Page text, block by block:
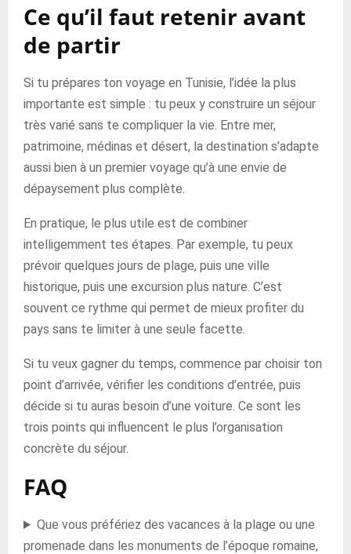
Ce qu’il faut retenir avant
de partir
Si tu prépares ton voyage en Tunisie, l’idée la plus
importante est simple : tu peux y construire un séjour
très varié sans te compliquer la vie. Entre mer,
patrimoine, médinas et désert, la destination s’adapte
aussi bien à un premier voyage qu’à une envie de
dépaysement plus complète.
En pratique, le plus utile est de combiner
intelligemment tes étapes. Par exemple, tu peux
prévoir quelques jours de plage, puis une ville
historique, puis une excursion plus nature. C’est
souvent ce rythme qui permet de mieux profiter du
pays sans te limiter à une seule facette.
Si tu veux gagner du temps, commence par choisir ton
point d’arrivée, vérifier les conditions d’entrée, puis
décide si tu auras besoin d’une voiture. Ce sont les
trois points qui influencent le plus l’organisation
concrète du séjour.
FAQ
Que vous préfériez des vacances à la plage ou une
promenade dans les monuments de l’époque romaine,